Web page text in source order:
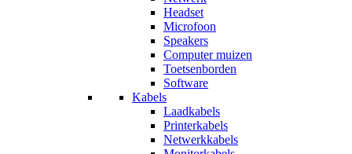
Headset
Microfoon
Speakers
Computer muizen
Toetsenborden
Software
Kabels
Laadkabels
Printerkabels
Netwerkkabels